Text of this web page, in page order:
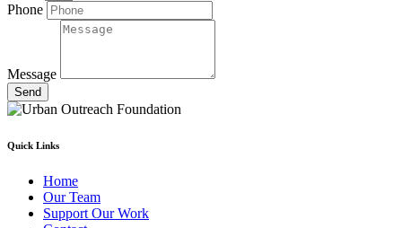
Phone
Message
Send
Quick Links
Home
Our Team
Support Our Work